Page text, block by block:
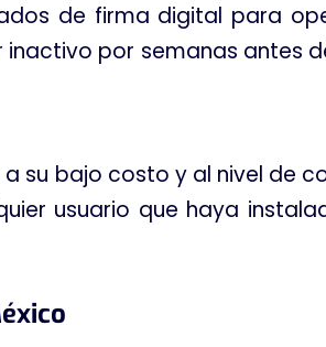
de firma digital para
por semanas antes
bajo costo y al nivel de
usuario que haya